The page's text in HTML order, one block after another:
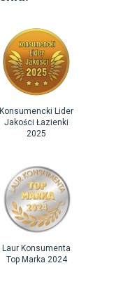
Konsumencki Lider
Jakości Łazienki
2025
Laur Konsumenta
Top Marka 2024